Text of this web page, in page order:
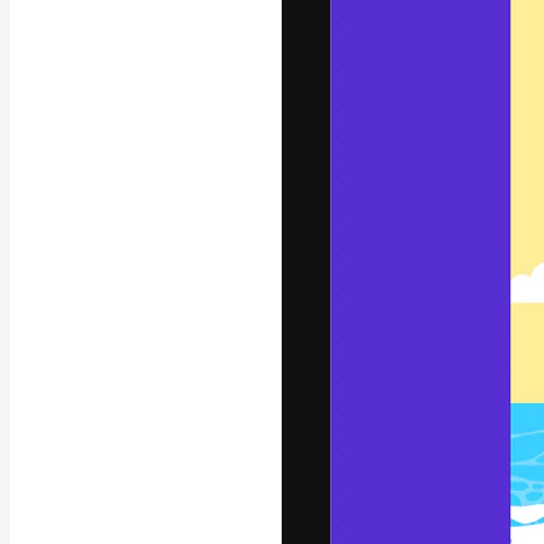
La plateforme
vos meilleurs
d’abonnés :
Copyright ©